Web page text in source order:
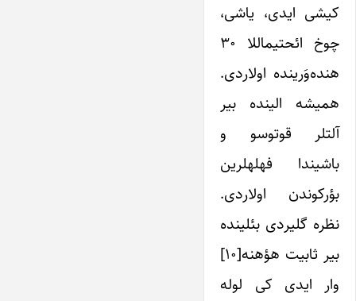
کیشی ایدی، یاشی،
چوخ ائحتیماللا ۳۰
هنده‌وَرینده اولاردی.
همیشه الینده بیر
آلت­لر قوتوسو و
باشیندا فهله­لرین
بؤرکوندن اولاردی.
نظره گلیردی بئلینده
بیر ثابیت هؤهنه[۱۰]
وار ایدی کی لوله